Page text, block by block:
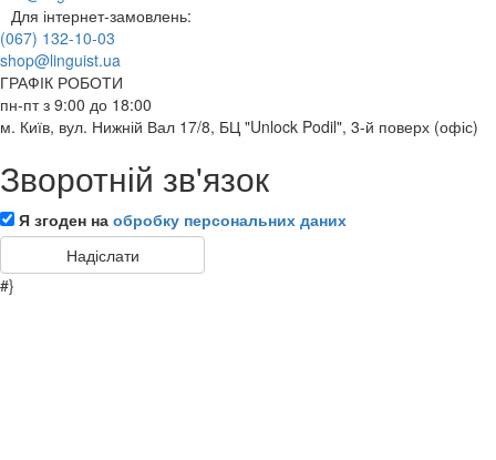
Для інтернет-замовлень:
(067) 132-10-03
shop@linguist.ua
ГРАФІК РОБОТИ
пн-пт з 9:00 до 18:00
м. Київ, вул. Нижній Вал 17/8, БЦ "Unlock Podil", 3-й поверх (офіс)
Зворотній зв'язок
Я згоден на обробку персональних даних
#}